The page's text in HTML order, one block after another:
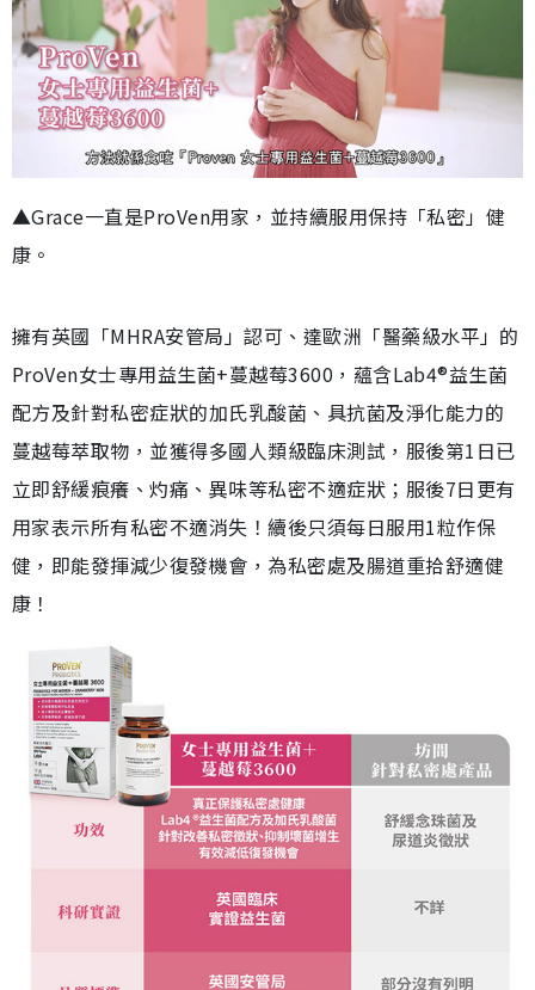
▲Grace一直是ProVen用家，並持續服用保持「私密」健
康。
擁有英國「MHRA安管局」認可、達歐洲「醫藥級水平」的
ProVen女士專用益生菌+蔓越莓3600，蘊含Lab4®益生菌
配方及針對私密症狀的加氏乳酸菌、具抗菌及淨化能力的
蔓越莓萃取物，並獲得多國人類級臨床測試，服後第1日已
立即舒緩痕癢、灼痛、異味等私密不適症狀；服後7日更有
用家表示所有私密不適消失！續後只須每日服用1粒作保
健，即能發揮減少復發機會，為私密處及腸道重拾舒適健
康！